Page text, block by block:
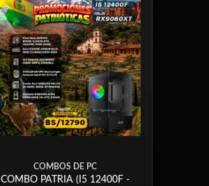
COMBOS DE PC
COMBO PATRIA (I5 12400F -